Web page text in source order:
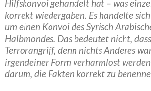
Hilfskonvoi gehandelt hat – was
korrekt wiedergaben. Es handelte
um einen Konvoi des Syrisch
Halbmondes. Das bedeutet nicht,
Terrorangriff, denn nichts Anderes
irgendeiner Form verharmlost
darum, die Fakten korrekt zu